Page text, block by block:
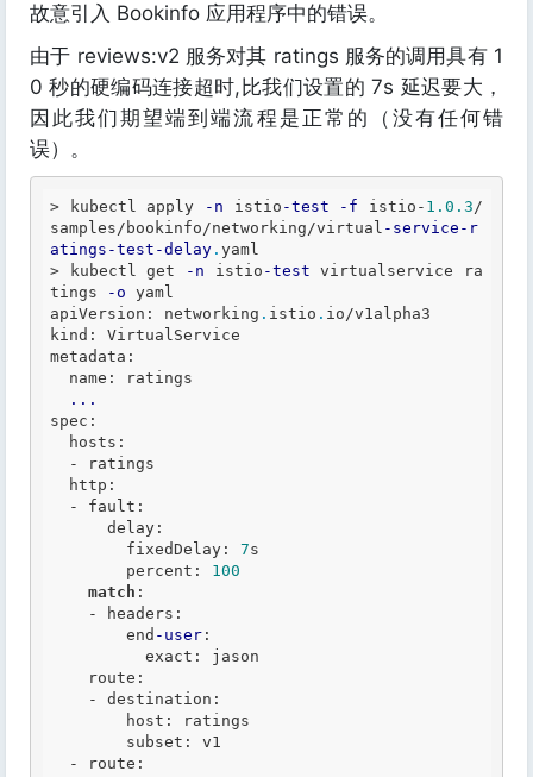
故意引入 Bookinfo 应用程序中的错误。
由于 reviews:v2 服务对其 ratings 服务的调用具有 1
0 秒的硬编码连接超时,比我们设置的 7s 延迟要大，
因此我们期望端到端流程是正常的（没有任何错
误）。
> kubectl apply -n istio -test -f istio - 1.0 .3/
samples/bookinfo/networking/virtual -service -r
atings -test -delay .
> kubectl get -n istio -test virtualservice ra
tings
-o yaml
apiVersion: networking . istio . io/v1alpha3
kind: VirtualService
metadata:
...
spec:
-
ratings
-
fault:
        fixedDelay:
7s
        percent:
100
match :
-
headers:
        end
-user :
-
destination:
-
route: